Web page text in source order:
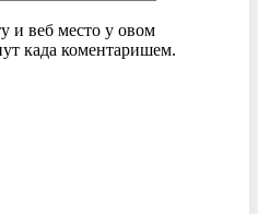
и веб место у овом
када коментаришем.